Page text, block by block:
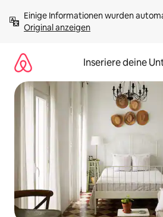
Inhalten
springenOriginal anzeigen
Inseriere deine